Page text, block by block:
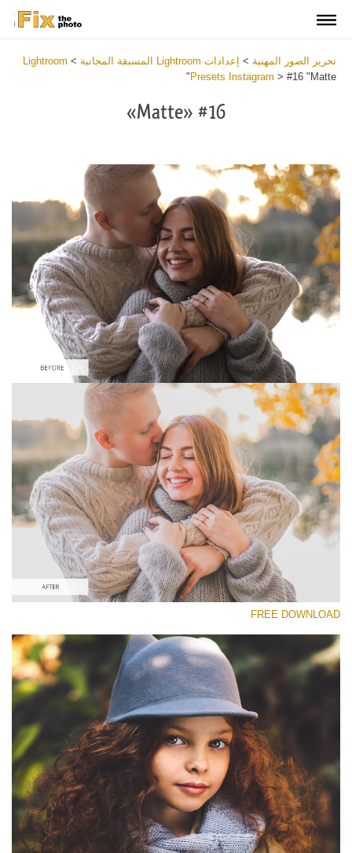
تحرير الصور المهنية > إعدادات Lightroom المسبقة المجانية >
Lightroom
Presets Instagram > #16 "Matte"
#16 «Matte»
رجاء اختر
Free Instagram Preset #16
Matte Effect
(30 Lr Presets)
Matte Complete
(130 Lr Presets)
Must-Have Collection
(1432 Lr Presets)
تنزيل مجاني
Download
Free
FREE DOWNLOAD